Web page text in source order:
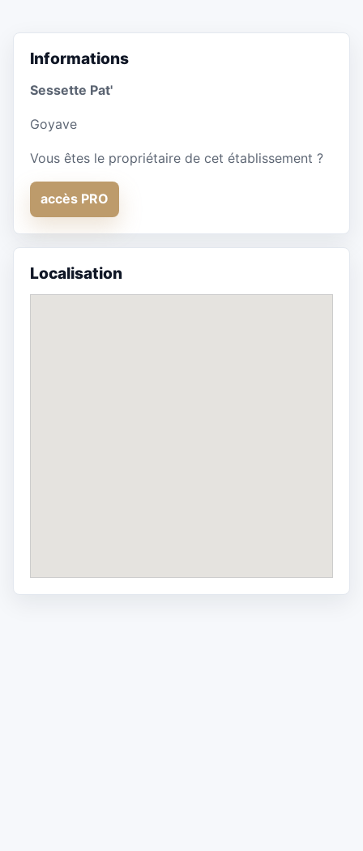
Informations
Sessette Pat'
Goyave
Vous êtes le propriétaire de cet établissement ?
accès PRO
Localisation